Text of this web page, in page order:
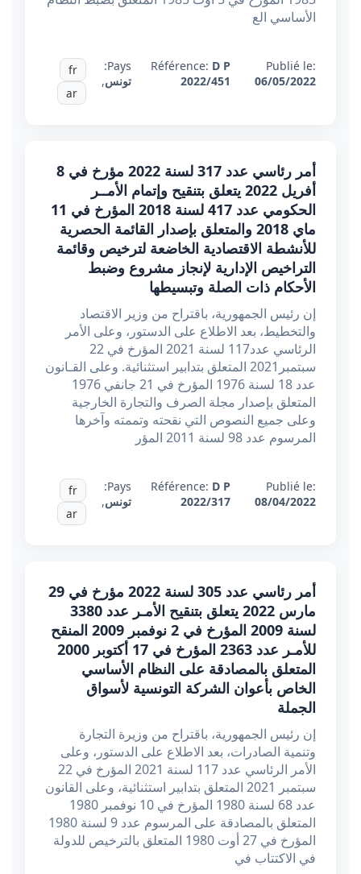
الأساسي الع
Publié le:
06/05/2022
Référence: D P
2022/451
Pays:
تونس,
fr
ar
أمر رئاسي عدد 317 لسنة 2022 مؤرخ في 8
أفريل 2022 يتعلق بتنقيح وإتمام الأمــر
الحكومي عدد 417 لسنة 2018 المؤرخ في 11
ماي 2018 والمتعلق بإصدار القائمة الحصرية
للأنشطة الاقتصادية الخاضعة لترخيص وقائمة
التراخيص الإدارية لإنجاز مشروع وضبط
الأحكام ذات الصلة وتبسيطها
إن رئيس الجمهورية، باقتراح من وزير الاقتصاد
والتخطيط، بعد الاطلاع على الدستور، وعلى الأمر
الرئاسي عدد117 لسنة 2021 المؤرخ في 22
سبتمبر2021 المتعلق بتدابير استثنائية. وعلى القـانون
عدد 18 لسنة 1976 المؤرخ في 21 جانفي 1976
المتعلق بإصدار مجلة الصرف والتجارة الخارجية
وعلى جميع النصوص التي نقحته وتممته وآخرها
المرسوم عدد 98 لسنة 2011 المؤر
Publié le:
08/04/2022
Référence: D P
2022/317
Pays:
تونس,
fr
ar
أمر رئاسي عدد 305 لسنة 2022 مؤرخ في 29
مارس 2022 يتعلق بتنقيح الأمـر عدد 3380
لسنة 2009 المؤرخ في 2 نوفمبر 2009 المنقح
للأمـر عدد 2363 المؤرخ في 17 أكتوبر 2000
المتعلق بالمصادقة على النظام الأساسي
الخاص بأعوان الشركة التونسية لأسواق
الجملة
إن رئيس الجمهورية، باقتراح من وزيرة التجارة
وتنمية الصادرات، بعد الاطلاع على الدستور، وعلى
الأمر الرئاسي عدد 117 لسنة 2021 المؤرخ في 22
سبتمبر 2021 المتعلق بتدابير استثنائية، وعلى القانون
عدد 68 لسنة 1980 المؤرخ في 10 نوفمبر 1980
المتعلق بالمصادقة على المرسوم عدد 9 لسنة 1980
المؤرخ في 27 أوت 1980 المتعلق بالترخيص للدولة
في الاكتتاب في